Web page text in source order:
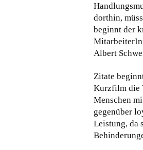
dorthin,
beginnt der
Albert
Zitate
Kurzfilm die
Menschen
gegenüber
Leistung, da